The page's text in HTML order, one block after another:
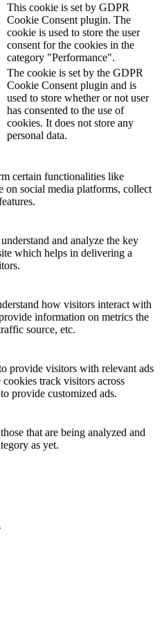
This cookie is set by GDPR
Cookie Consent plugin. The
cookie is used to store the user
consent for the cookies in the
category "Performance".
The cookie is set by the GDPR
Cookie Consent plugin and is
used to store whether or not user
has consented to the use of
cookies. It does not store any
personal data.
certain functionalities like
on social media platforms, collect
and analyze the key
which helps in delivering a
how visitors interact with
information on metrics the
source, etc.
provide visitors with relevant ads
track visitors across
provide customized ads.
that are being analyzed and
as yet.